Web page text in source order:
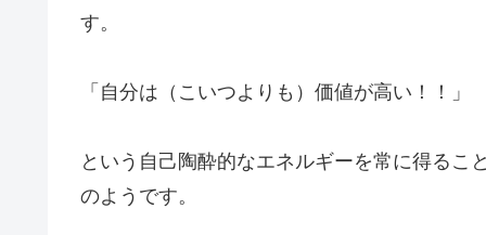
す。
「自分は（こいつよりも）価値が高い！！」
という自己陶酔的なエネルギーを常に得るこ
のようです。